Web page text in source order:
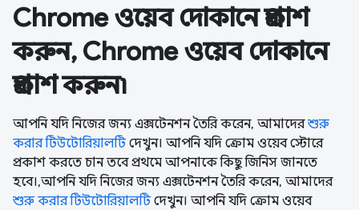
Chrome ওয়েব দোকানে প্রকাশ
করুন, Chrome ওয়েব দোকানে
প্রকাশ করুন৷
আপনি যদি নিজের জন্য এক্সটেনশন তৈরি করেন, আমাদেরশুরু
করার টিউটোরিয়ালটিদেখুন। আপনি যদি ক্রোম ওয়েব স্টোরে
প্রকাশ করতে চান তবে প্রথমে আপনাকে কিছু জিনিস জানতে
হবে।,আপনি যদি নিজের জন্য এক্সটেনশন তৈরি করেন, আমাদের
শুরু করার টিউটোরিয়ালটিদেখুন। আপনি যদি ক্রোম ওয়েব